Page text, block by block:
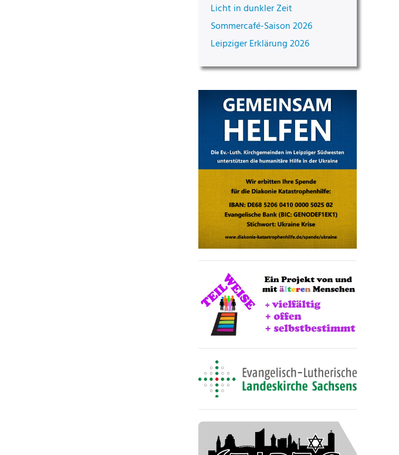
Licht in dunkler Zeit
Sommercafé-Saison 2026
Leipziger Erklärung 2026